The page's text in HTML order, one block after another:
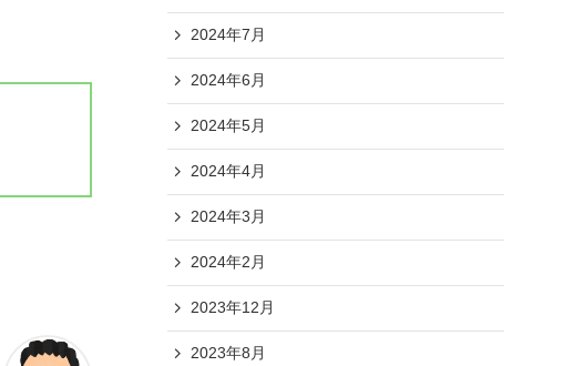
2024年7月
2024年6月
2024年5月
2024年4月
2024年3月
2024年2月
2023年12月
2023年8月